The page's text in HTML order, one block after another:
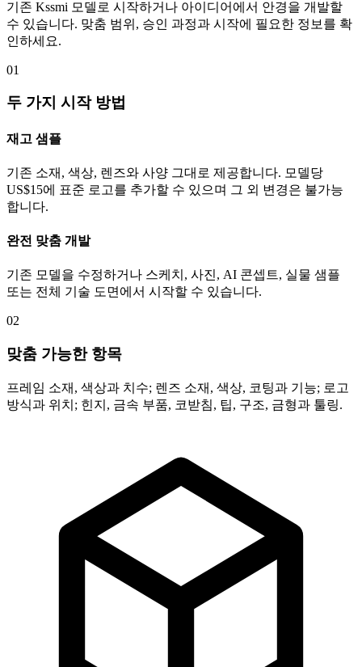
기존 Kssmi 모델로 시작하거나 아이디어에서 안경을 개발할
수 있습니다. 맞춤 범위, 승인 과정과 시작에 필요한 정보를 확
인하세요.
01
두 가지 시작 방법
재고 샘플
기존 소재, 색상, 렌즈와 사양 그대로 제공합니다. 모델당
US$15에 표준 로고를 추가할 수 있으며 그 외 변경은 불가능
합니다.
완전 맞춤 개발
기존 모델을 수정하거나 스케치, 사진, AI 콘셉트, 실물 샘플
또는 전체 기술 도면에서 시작할 수 있습니다.
02
맞춤 가능한 항목
프레임 소재, 색상과 치수; 렌즈 소재, 색상, 코팅과 기능; 로고
방식과 위치; 힌지, 금속 부품, 코받침, 팁, 구조, 금형과 툴링.